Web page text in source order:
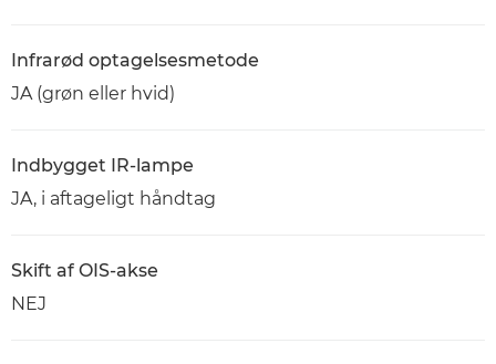
Infrarød optagelsesmetode
JA (grøn eller hvid)
Indbygget IR-lampe
JA, i aftageligt håndtag
Skift af OIS-akse
NEJ